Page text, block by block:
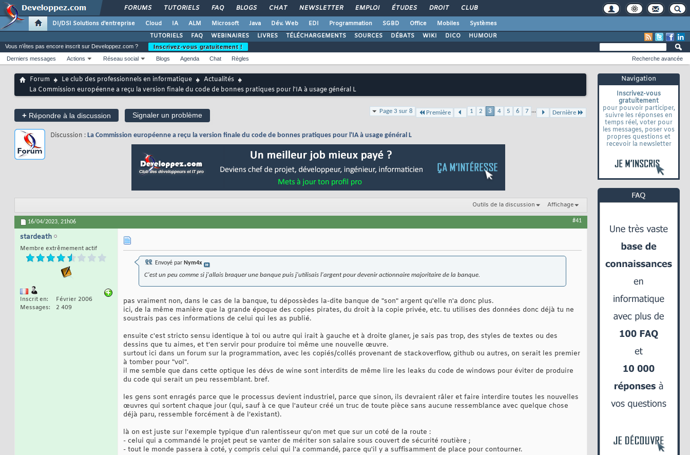
FORUMS TUTORIELS FAQ BLOGS CHAT NEWSLETTER EMPLOI ÉTUDES DROIT CLUB
DI/DSI Solutions d'entreprise Cloud IA ALM Microsoft Java Dév. Web EDI Programmation SGBD Office Mobiles
Systèmes
TUTORIELS
FAQ WEBINAIRES LIVRES TÉLÉCHARGEMENTS SOURCES DÉBATS WIKI DICO HUMOUR
Navigation
Inscrivez-vous
gratuitement
pour pouvoir participer,
suivre les réponses en
temps réel, voter pour
les messages, poser vos
propres questions et
recevoir la newsletter
Vous n'êtes pas encore inscrit sur Developpez.com ?
Inscrivez-vous gratuitement !
Derniers messages
Actions Réseau social Blogs Agenda Chat Règles Recherche avancée
Forum Le club des professionnels en informatique
Actualités
La Commission européenne a reçu la version finale du code de bonnes pratiques pour l'IA à usage général L
+ Répondre à la discussion Signaler un problème Page 3 sur 8 Première 1 2 3 4 5 6 7 ... Dernière
Discussion : La Commission européenne a reçu la version finale du code de bonnes pratiques pour l'IA à usage général L
Outils de la discussion Affichage
16/04/2023, 21h06 #41
stardeath
Membre extrêmement actif
Inscrit en
Février 2006
Messages
2 409
Envoyé par Nym4x
C'est un peu comme si j'allais braquer une banque puis j'utilisais l'argent pour devenir actionnaire majoritaire de la banque.
pas vraiment non, dans le cas de la banque, tu dépossèdes la-dite banque de "son" argent qu'elle n'a donc plus.
ici, de la même manière que la grande époque des copies pirates, du droit à la copie privée, etc. tu utilises des données donc déjà tu ne
soustrais pas ces informations de celui qui les as publié.
ensuite c'est stricto sensu identique à toi ou autre qui irait à gauche et à droite glaner, je sais pas trop, des styles de textes ou des
dessins que tu aimes, et t'en servir pour produire toi même une nouvelle œuvre.
surtout ici dans un forum sur la programmation, avec les copiés/collés provenant de stackoverflow, github ou autres, on serait les premier
à tomber pour "vol".
il me semble que dans cette optique les dévs de wine sont interdits de même lire les leaks du code de windows pour éviter de produire
du code qui serait un peu ressemblant. bref.
les gens sont enragés parce que le processus devient industriel, parce que sinon, ils devraient râler et faire interdire toutes les nouvelles
œuvres qui sortent chaque jour (qui, sauf à ce que l'auteur créé un truc de toute pièce sans aucune ressemblance avec quelque chose
déjà paru, ressemble forcément à de l’existant).
là on est juste sur l'exemple typique d'un ralentisseur qu'on met que sur un coté de la route :
- celui qui a commandé le projet peut se vanter de mériter son salaire sous couvert de sécurité routière ;
- tout le monde passera à coté, y compris celui qui l'a commandé, parce qu'il y a suffisamment de place pour contourner.